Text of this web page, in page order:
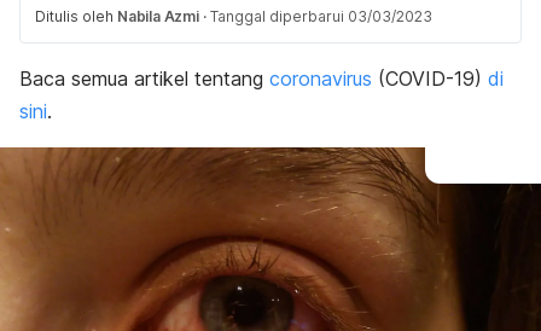
Ditulis oleh Nabila Azmi · Tanggal diperbarui 03/03/2023
Baca semua artikel tentang coronavirus (COVID-19) di
sini.